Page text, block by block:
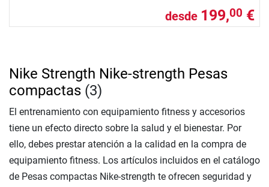
desde 199,00 €
Nike Strength Nike-strength Pesas
compactas (3)
El entrenamiento con equipamiento fitness y accesorios
tiene un efecto directo sobre la salud y el bienestar. Por
ello, debes prestar atención a la calidad en la compra de
equipamiento fitness. Los artículos incluidos en el catálogo
de Pesas compactas Nike-strength te ofrecen seguridad y